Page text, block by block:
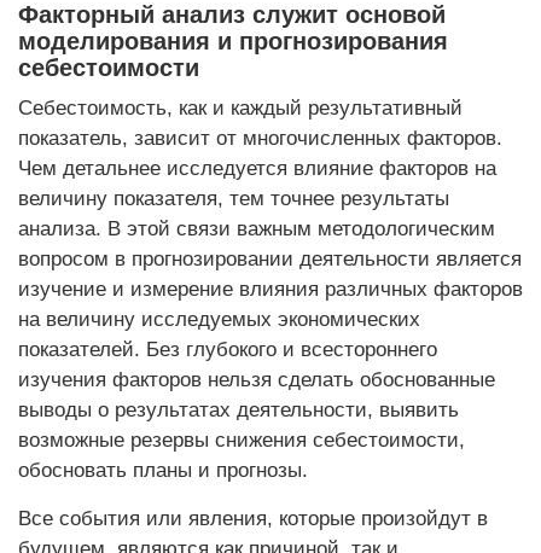
Факторный анализ служит основой
моделирования и прогнозирования
себестоимости
Себестоимость, как и каждый результативный
показатель, зависит от многочисленных факторов.
Чем детальнее исследуется влияние факторов на
величину показателя, тем точнее результаты
анализа. В этой связи важным методологическим
вопросом в прогнозировании деятельности является
изучение и измерение влияния различных факторов
на величину исследуемых экономических
показателей. Без глубокого и всестороннего
изучения факторов нельзя сделать обоснованные
выводы о результатах деятельности, выявить
возможные резервы снижения себестоимости,
обосновать планы и прогнозы.
Все события или явления, которые произойдут в